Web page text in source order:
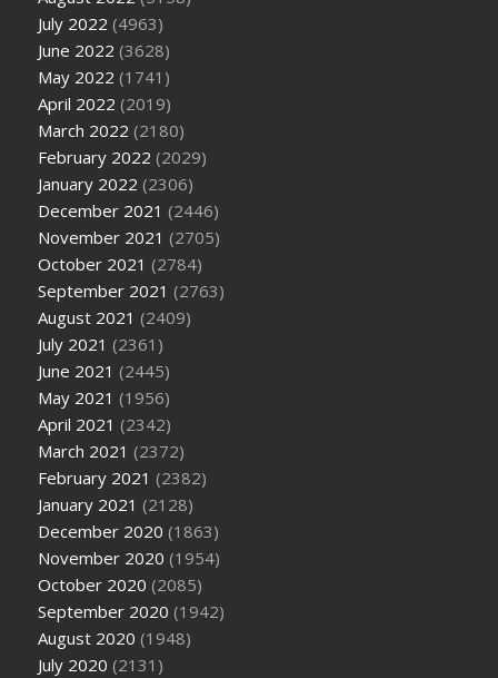
July 2022 (4963)
June 2022 (3628)
May 2022 (1741)
April 2022 (2019)
March 2022 (2180)
February 2022 (2029)
January 2022 (2306)
December 2021 (2446)
November 2021 (2705)
October 2021 (2784)
September 2021 (2763)
August 2021 (2409)
July 2021 (2361)
June 2021 (2445)
May 2021 (1956)
April 2021 (2342)
March 2021 (2372)
February 2021 (2382)
January 2021 (2128)
December 2020 (1863)
November 2020 (1954)
October 2020 (2085)
September 2020 (1942)
August 2020 (1948)
July 2020 (2131)